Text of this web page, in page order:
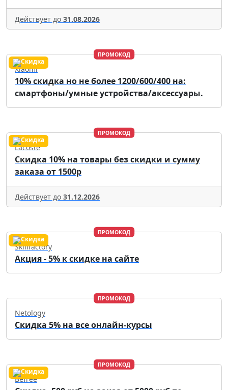
Действует до 31.08.2026
ПРОМОКОД
Xiaomi
10% скидка но не более 1200/600/400 на:
смартфоны/умные устройства/аксессуары.
ПРОМОКОД
Lacoste
Скидка 10% на товары без скидки и сумму
заказа от 1500р
Действует до 31.12.2026
ПРОМОКОД
Skillfactory
Акция - 5% к скидке на сайте
ПРОМОКОД
Netology
Скидка 5% на все онлайн-курсы
ПРОМОКОД
Befree